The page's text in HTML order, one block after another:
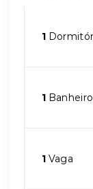
1
1 Banheiro
1 Vaga